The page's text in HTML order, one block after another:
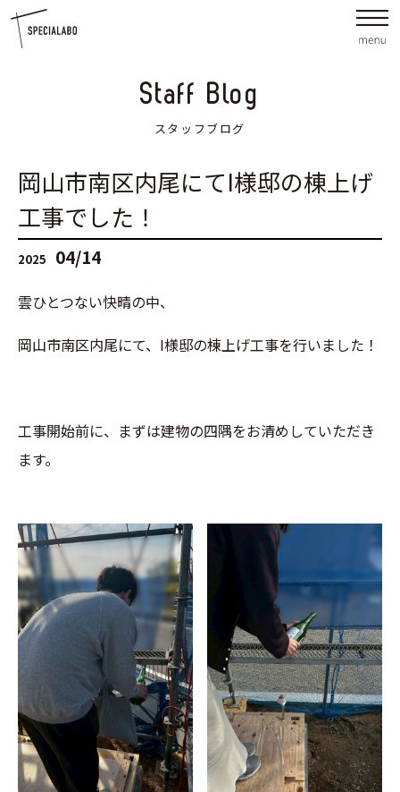
Staff Blog
スタッフブログ
岡山市南区内尾にてI様邸の棟上げ
工事でした！
2025 04/14
雲ひとつない快晴の中、
岡山市南区内尾にて、I様邸の棟上げ工事を行いました！
工事開始前に、まずは建物の四隅をお清めしていただき
ます。